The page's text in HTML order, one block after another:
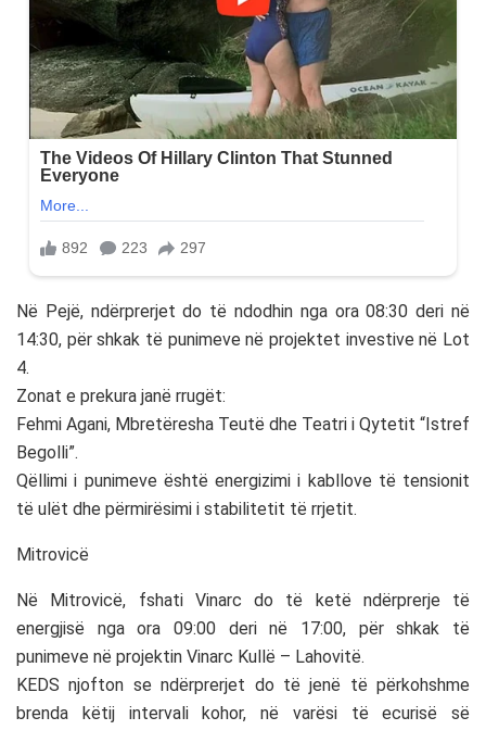
Në Pejë, ndërprerjet do të ndodhin nga ora 08:30 deri në
14:30, për shkak të punimeve në projektet investive në Lot
4.
Zonat e prekura janë rrugët:
Fehmi Agani, Mbretëresha Teutë dhe Teatri i Qytetit “Istref
Begolli”.
Qëllimi i punimeve është energizimi i kabllove të tensionit
të ulët dhe përmirësimi i stabilitetit të rrjetit.
Mitrovicë
Në Mitrovicë, fshati Vinarc do të ketë ndërprerje të
energjisë nga ora 09:00 deri në 17:00, për shkak të
punimeve në projektin Vinarc Kullë – Lahovitë.
KEDS njofton se ndërprerjet do të jenë të përkohshme
brenda këtij intervali kohor, në varësi të ecurisë së